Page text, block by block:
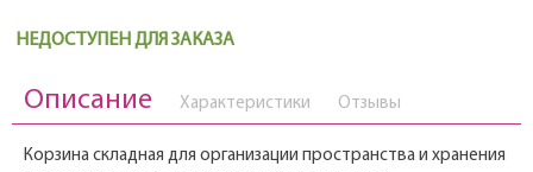
НЕДОСТУПЕН ДЛЯ ЗАКАЗА
Описание Характеристики Отзывы
Корзина складная для организации пространства и хранения